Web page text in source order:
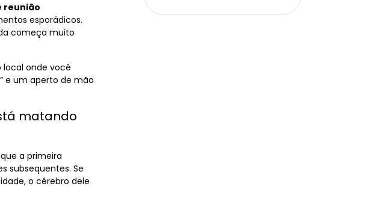
reunião
esporádicos.
começa muito
local onde você
e um aperto de mão
matando
a primeira
subsequentes. Se
o cérebro dele